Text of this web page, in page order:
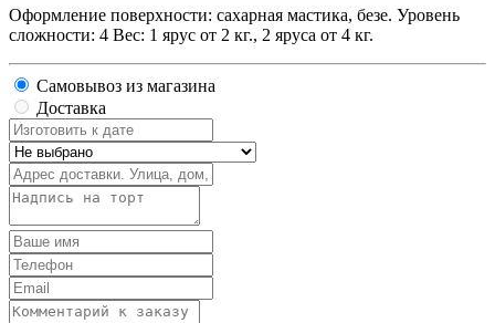
Оформление поверхности: сахарная мастика, безе. Уровень
сложности: 4 Вес: 1 ярус от 2 кг., 2 яруса от 4 кг.
Самовывоз из магазина
Доставка